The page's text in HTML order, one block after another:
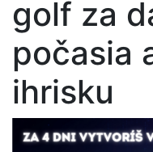
golf za
počasia
ihrisku